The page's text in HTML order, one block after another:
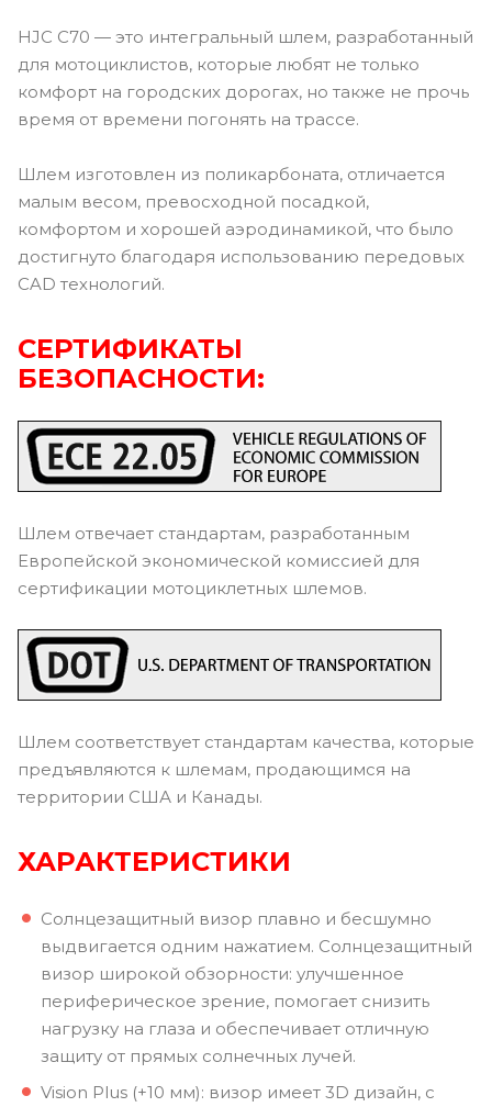
HJC C70 — это интегральный шлем, разработанный
для мотоциклистов, которые любят не только
комфорт на городских дорогах, но также не прочь
время от времени погонять на трассе.
Шлем изготовлен из поликарбоната, отличается
малым весом, превосходной посадкой,
комфортом и хорошей аэродинамикой, что было
достигнуто благодаря использованию передовых
CAD технологий.
СЕРТИФИКАТЫ
БЕЗОПАСНОСТИ:
Шлем отвечает стандартам, разработанным
Европейской экономической комиссией для
сертификации мотоциклетных шлемов.
Шлем соответствует стандартам качества, которые
предъявляются к шлемам, продающимся на
территории США и Канады.
ХАРАКТЕРИСТИКИ
Солнцезащитный визор плавно и бесшумно
выдвигается одним нажатием. Солнцезащитный
визор широкой обзорности: улучшенное
периферическое зрение, помогает снизить
нагрузку на глаза и обеспечивает отличную
защиту от прямых солнечных лучей.
Vision Plus (+10 мм): визор имеет 3D дизайн, с